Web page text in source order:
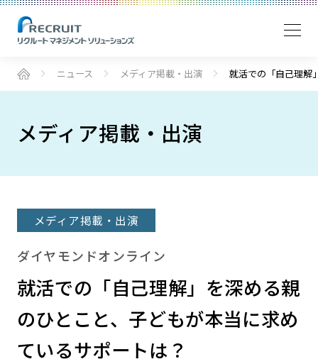
ニュース メディア掲載・出演 就活での「自己理解
メディア掲載・出演
メディア掲載・出演
ダイヤモンドオンライン
就活での「自己理解」を深める親
のひとこと、子どもが本当に求め
ているサポートは？